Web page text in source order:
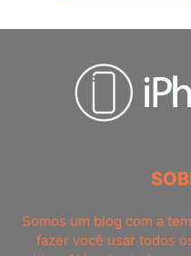
Somos um blog com a
fazer você usar todos